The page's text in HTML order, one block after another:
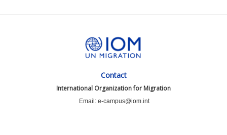
Contact
International Organization for Migration
Email: e-campus@iom.int